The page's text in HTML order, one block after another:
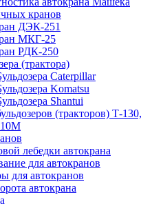
кранов
ДЭК-251
МКГ-25
РДК-250
(трактора)
Caterpillar
Komatsu
Shantui
(тракторов) Т-130,
10М
лебедки автокрана
для автокранов
для автокранов
автокрана